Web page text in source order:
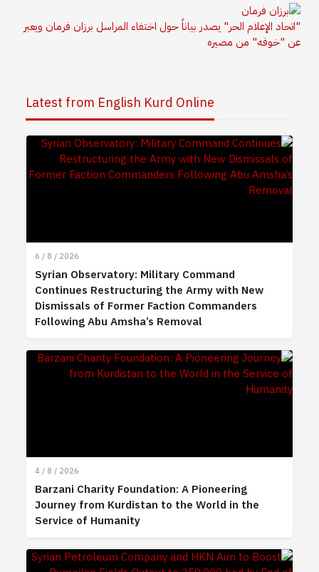
"اتحاد الإعلام الحر" يصدر بياناً حول اختفاء المراسل برزان فرمان ويعبر
عن "خوفه" من مصيره
Latest from English Kurd Online
6 / 8 / 2026
Syrian Observatory: Military Command
Continues Restructuring the Army with New
Dismissals of Former Faction Commanders
Following Abu Amsha’s Removal
4 / 8 / 2026
Barzani Charity Foundation: A Pioneering
Journey from Kurdistan to the World in the
Service of Humanity